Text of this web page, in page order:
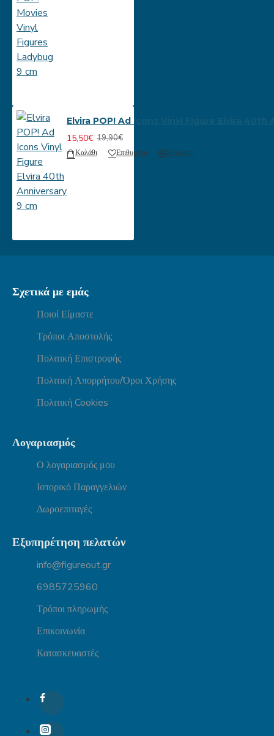
Elvira POP! Ad Icons Vinyl Figure Elvira 40th
15,50€ 19,90€
Καλάθι Επιθυμητό Σύγκριση
Σχετικά με εμάς
Ποιοί Είμαστε
Τρόποι Αποστολής
Πολιτική Επιστροφής
Πολιτική Απορρήτου/Όροι Χρήσης
Πολιτική Cookies
Λογαριασμός
Ο λογαριασμός μου
Ιστορικό Παραγγελιών
Δωροεπιταγές
Εξυπηρέτηση πελατών
info@figureout.gr
6985725960
Τρόποι πληρωμής
Επικοινωνία
Κατασκευαστές